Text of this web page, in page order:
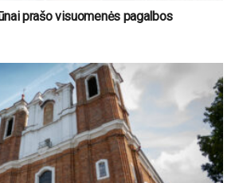
prašo visuomenės pagalbos